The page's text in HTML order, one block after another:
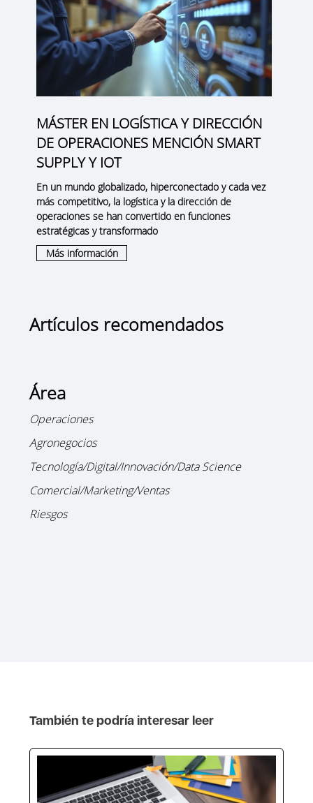
MÁSTER EN LOGÍSTICA Y DIRECCIÓN
DE OPERACIONES MENCIÓN SMART
SUPPLY Y IOT
En un mundo globalizado, hiperconectado y cada vez
más competitivo, la logística y la dirección de
operaciones se han convertido en funciones
estratégicas y transformado
Más información
Artículos recomendados
Área
Operaciones
Agronegocios
Tecnología/Digital/Innovación/Data Science
Comercial/Marketing/Ventas
Riesgos
También te podría interesar leer